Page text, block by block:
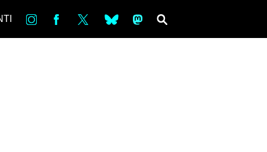
in bsky ms